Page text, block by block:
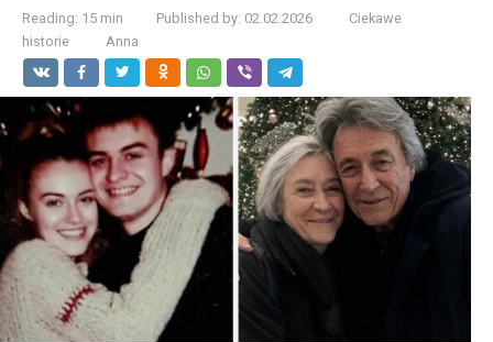
Reading: 15 min Published by: 02.02.2026
Ciekawe
historie
Anna